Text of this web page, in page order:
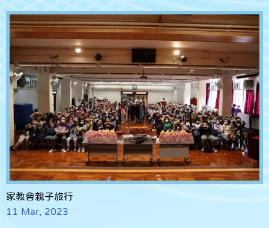
家教會親子旅行
11 Mar, 2023